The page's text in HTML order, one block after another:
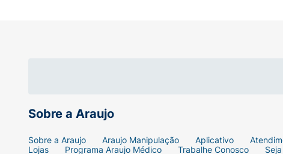
Sobre a Araujo
Sobre a Araujo Araujo Manipulação Aplicativo
Lojas
Programa Araujo Médico Trabalhe Conosco